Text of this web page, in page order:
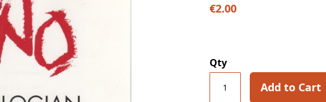
€2.00
Qty
Add to Cart